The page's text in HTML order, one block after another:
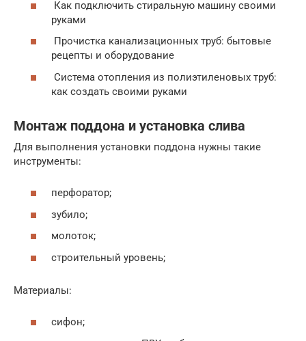
Как подключить стиральную машину своими
руками
Прочистка канализационных труб: бытовые
рецепты и оборудование
Система отопления из полиэтиленовых труб:
как создать своими руками
Монтаж поддона и установка слива
Для выполнения установки поддона нужны такие
инструменты:
перфоратор;
зубило;
молоток;
строительный уровень;
Материалы:
сифон;